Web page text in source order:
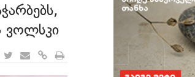
ვოლსკი